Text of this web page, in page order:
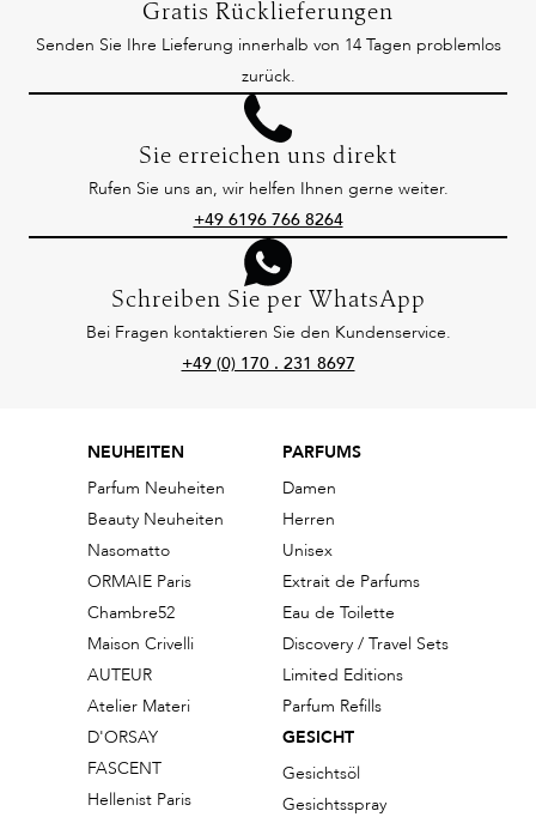
Gratis Rücklieferungen
Senden Sie Ihre Lieferung innerhalb von 14 Tagen problemlos
zurück.
Sie erreichen uns direkt
Rufen Sie uns an, wir helfen Ihnen gerne weiter.
+49 6196 766 8264
Schreiben Sie per WhatsApp
Bei Fragen kontaktieren Sie den Kundenservice.
+49 (0) 170 . 231 8697
NEUHEITEN
Parfum Neuheiten
Beauty Neuheiten
Nasomatto
ORMAIE Paris
Chambre52
Maison Crivelli
AUTEUR
Atelier Materi
D'ORSAY
FASCENT
Hellenist Paris
PARFUMS
Damen
Herren
Unisex
Extrait de Parfums
Eau de Toilette
Discovery / Travel Sets
Limited Editions
Parfum Refills
GESICHT
Gesichtsöl
Gesichtsspray